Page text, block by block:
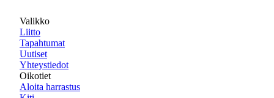
Valikko
Liitto
Tapahtumat
Uutiset
Yhteystiedot
Oikotiet
Aloita harrastus